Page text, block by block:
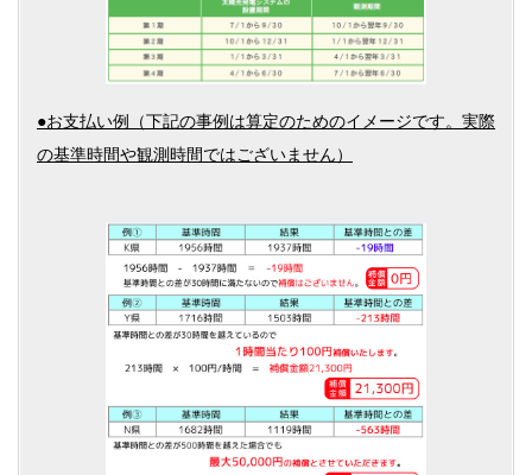
●お支払い例（下記の事例は算定のためのイメージです。実際
の基準時間や観測時間ではございません）